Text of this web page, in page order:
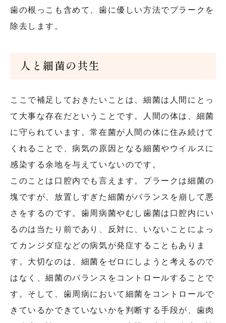
歯の根っこも含めて、歯に優しい方法でプラークを
除去します。
人と細菌の共生
ここで補足しておきたいことは、細菌は人間にとっ
て大事な存在だということです。人間の体は、細菌
に守られています。常在菌が人間の体に住み続けて
くれることで、病気の原因となる細菌やウイルスに
感染する余地を与えていないのです。
このことは口腔内でも言えます。プラークは細菌の
塊ですが、放置しすぎた細菌がバランスを崩して悪
さをするのです。歯周病菌やむし歯菌は口腔内にい
るのは当たり前であり、反対に、いないことによっ
てカンジダ症などの病気が発症することもありま
す。大切なのは、細菌をゼロにしようと考えるので
はなく、細菌のバランスをコントロールすることで
す。そして、歯周病において細菌をコントロールで
きているかできていないかを判断する手段が、歯肉